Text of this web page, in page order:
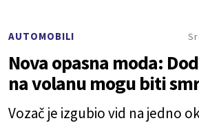
AUTOMOBILI
Nova opasna moda:
na volanu mogu biti
Vozač je izgubio vid na jedno